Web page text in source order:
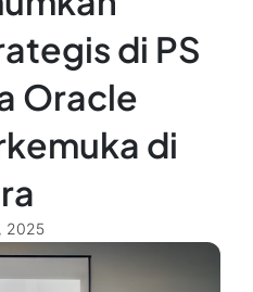
di PS
Oracle
di
2025